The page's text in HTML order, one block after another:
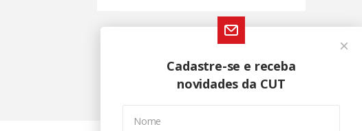
Cadastre-se e receba
novidades da CUT
Nome